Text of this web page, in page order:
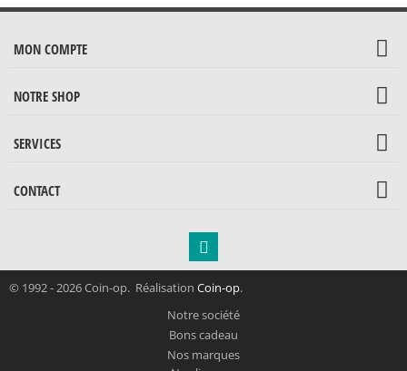
MON COMPTE
NOTRE SHOP
SERVICES
CONTACT
© 1992 - 2026 Coin-op. Réalisation Coin-op.
Notre société
Bons cadeau
Nos marques